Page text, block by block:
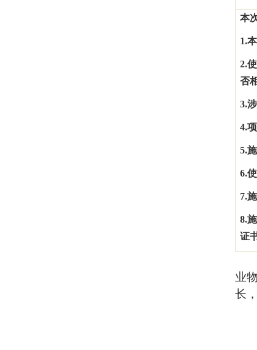
本
1.
2.
否
3.
4.
5.
6.
7.
8.
证
业
长